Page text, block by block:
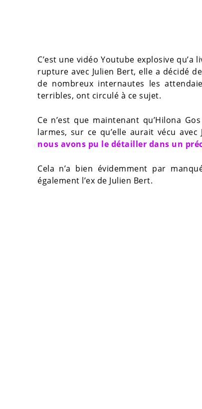
C’est une vidéo Youtube explosive qu’a
rupture avec Julien Bert, elle a décidé
de nombreux internautes les
terribles, ont circulé à ce sujet.
Ce n’est que maintenant qu’Hilona
larmes, sur ce qu’elle aurait vécu
nous avons pu le détailler dans un
Cela n’a bien évidemment par
également l’ex de Julien Bert.